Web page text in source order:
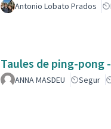
Antonio Lobato Prados
Taules de ping-pong
ANNA MASDEU Segur